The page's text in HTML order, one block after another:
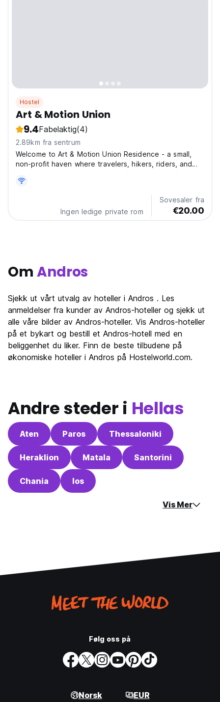
Hostel
Art & Motion Union
9.4Fabelaktig(4)
2.89km fra sentrum
Welcome to Art & Motion Union Residence - a small,
non-profit haven where travelers, hikers, riders, and
Every stay directly supports our mission of fostering
movement, creativity, and artistic experiences,...
Ingen ledige private rom
Sovesaler fra
€20.00
OmAndros
Sjekk ut vårt utvalg av hoteller i Andros . Les
anmeldelser fra kunder av Andros-hoteller og sjekk ut
alle våre bilder av Andros-hoteller. Vis Andros-hoteller
på et bykart og bestill et Andros-hotell med en
beliggenhet du liker. Finn de beste tilbudene på
økonomiske hoteller i Andros på Hostelworld.com.
Andre steder i Hellas
Aten Paros Thessaloniki
Heraklion Matala Santorini
Chania Ios
Vis Mer
Følg oss på
Norsk EUR